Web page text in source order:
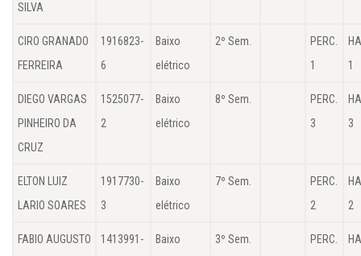
SILVA
CIRO GRANADO
FERREIRA
1916823-
6
Baixo
elétrico
2º Sem.
PERC.
1
1
DIEGO VARGAS
PINHEIRO DA
CRUZ
1525077-
2
Baixo
elétrico
8º Sem.
PERC.
3
3
ELTON LUIZ
LARIO SOARES
1917730-
3
Baixo
elétrico
7º Sem.
PERC.
2
2
FABIO AUGUSTO
1413991-
Baixo
3º Sem.
PERC.